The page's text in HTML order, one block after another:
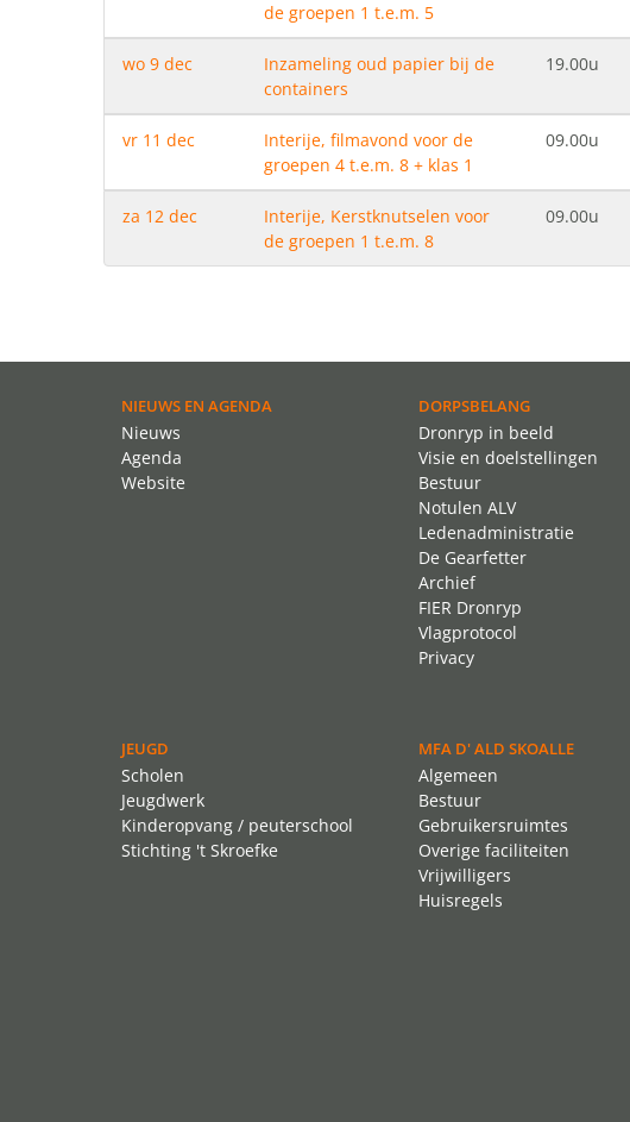
de groepen 1 t.e.m. 5
wo 9 dec
Inzameling oud papier bij de
containers
19.00u
vr 11 dec
Interije, filmavond voor de
groepen 4 t.e.m. 8 + klas 1
09.00u
za 12 dec
Interije, Kerstknutselen voor
de groepen 1 t.e.m. 8
09.00u
NIEUWS EN AGENDA
Nieuws
Agenda
Website
DORPSBELANG
Dronryp in beeld
Visie en doelstellingen
Bestuur
Notulen ALV
Ledenadministratie
De Gearfetter
Archief
FIER Dronryp
Vlagprotocol
Privacy
JEUGD
Scholen
Jeugdwerk
Kinderopvang / peuterschool
Stichting 't Skroefke
MFA D' ALD SKOALLE
Algemeen
Bestuur
Gebruikersruimtes
Overige faciliteiten
Vrijwilligers
Huisregels